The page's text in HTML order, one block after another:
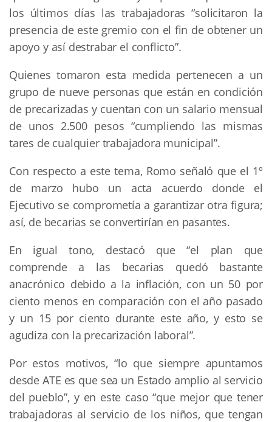
los últimos días las trabajadoras “solicitaron la
presencia de este gremio con el fin de obtener un
apoyo y así destrabar el conflicto”.
Quienes tomaron esta medida pertenecen a un
grupo de nueve personas que están en condición
de precarizadas y cuentan con un salario mensual
de unos 2.500 pesos “cumpliendo las mismas
tares de cualquier trabajadora municipal”.
Con respecto a este tema, Romo señaló que el 1º
de marzo hubo un acta acuerdo donde el
Ejecutivo se comprometía a garantizar otra figura;
así, de becarias se convertirían en pasantes.
En igual tono, destacó que “el plan que
comprende a las becarias quedó bastante
anacrónico debido a la inflación, con un 50 por
ciento menos en comparación con el año pasado
y un 15 por ciento durante este año, y esto se
agudiza con la precarización laboral”.
Por estos motivos, “lo que siempre apuntamos
desde ATE es que sea un Estado amplio al servicio
del pueblo”, y en este caso “que mejor que tener
trabajadoras al servicio de los niños, que tengan